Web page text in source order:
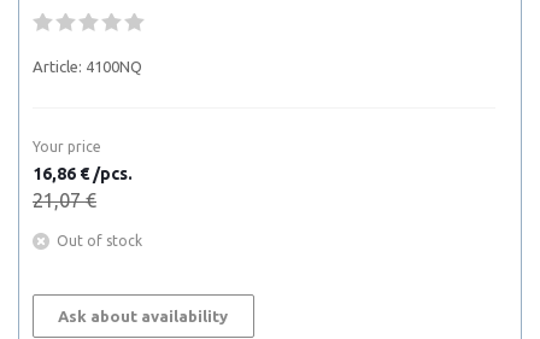
Article: 4100NQ
Your price
16,86 € /pcs.
21,07 €
Out of stock
Ask about availability